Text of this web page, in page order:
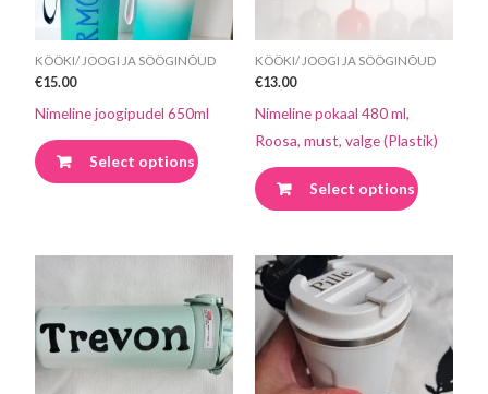
KÖÖKI/ JOOGI JA SÖÖGINÕUD
€15.00
Nimeline joogipudel 650ml
Select options
teha
tootelehel.
KÖÖKI/ JOOGI JA SÖÖGINÕUD
€13.00
Nimeline pokaal 480 ml,
Roosa, must, valge (Plastik)
Select options
teha
tootel
on
mitu
varianti.
tootel
mitu
varianti.